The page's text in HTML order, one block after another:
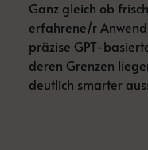
Ganz gleich ob
erfahrene/r
präzise GPT-
deren Grenzen
deutlich smarter